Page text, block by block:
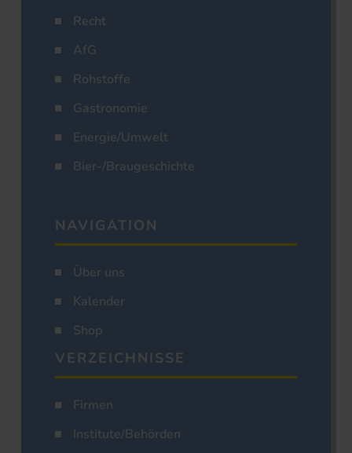
Recht
AfG
Rohstoffe
Gastronomie
Energie/Umwelt
Bier-/Braugeschichte
NAVIGATION
Über uns
Kalender
Shop
VERZEICHNISSE
Firmen
Institute/Behörden